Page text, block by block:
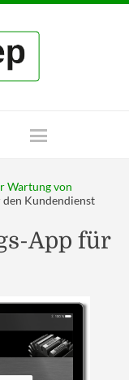
Wartung von
Kundendienst
App für